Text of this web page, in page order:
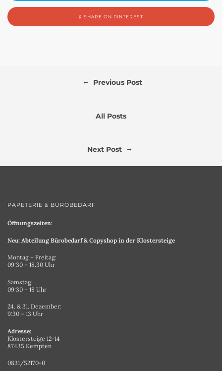
SHARE ON PINTEREST
← Previous Post
All Posts
Next Post →
PAPETERIE & BÜROBEDARF
Öffnungszeiten:
Neu: Abteilung Bürobedarf & Copyshop in der Klostersteige
Montag – Freitag:
09:30 – 18.30 Uhr
Samstag:
09:30 – 18 Uhr
24. & 31. Dezember:
9:30 – 13 Uhr
Adresse:
Klostersteige 12-14
87435 Kempten
0831/52170-0